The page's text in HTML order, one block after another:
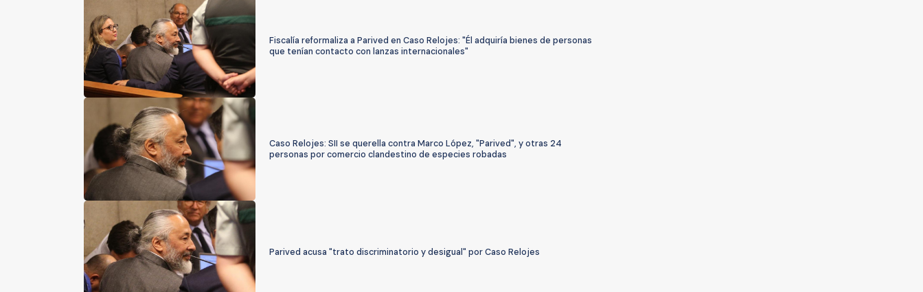
Fiscalía reformaliza a Parived en Caso Relojes: "Él adquiría bienes de personas
que tenían contacto con lanzas internacionales"
Caso Relojes: SII se querella contra Marco López, "Parived", y otras 24
personas por comercio clandestino de especies robadas
Parived acusa "trato discriminatorio y desigual" por Caso Relojes